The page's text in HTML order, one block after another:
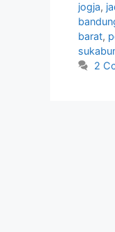
jogja,
barat,
2